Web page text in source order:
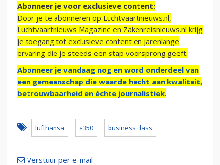
Abonneer je voor exclusieve content:
Door je te abonneren op Luchtvaartnieuws.nl,
Luchtvaartnieuws Magazine en Zakenreisnieuws.nl krijg
je toegang tot exclusieve content en jarenlange
ervaring die je steeds een stap voorsprong geeft.
Abonneer je vandaag nog en word onderdeel van
een gemeenschap die waarde hecht aan kwaliteit,
betrouwbaarheid en échte journalistiek.
lufthansa a350 business class
Verstuur per e-mail